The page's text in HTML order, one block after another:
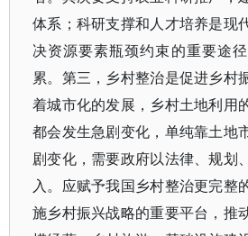
体系；科研支撑和人才培养是现
决资源要素瓶颈约束的重要途
累。第三，乡村整治是促进乡村
着城市化的发展，乡村土地利用
都会发生急剧变化，单纯靠土地
剧变化，需要政府以法律、规划
入。应赋予我国乡村整治更完整
施乡村振兴战略的重要平台，推